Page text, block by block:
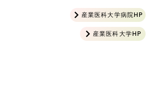
産業医科大学病院HP
産業医科大学HP